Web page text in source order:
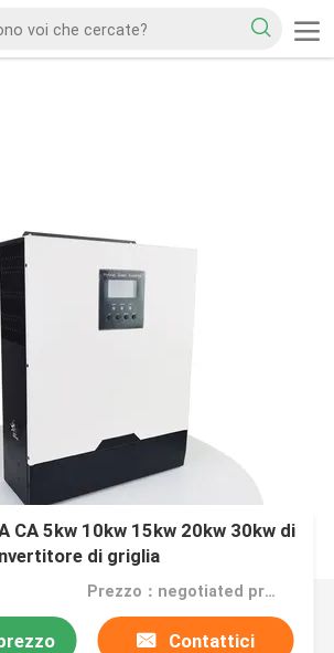
CA 5kw 10kw 15kw 20kw 30kw di
di griglia
Prezzo：negotiated price
Contattici